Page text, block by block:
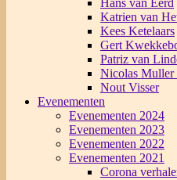
Hans van Eerd
Katrien van
Kees Ketelaars
Gert
Patriz van
Nicolas Muller
Nout Visser
Evenementen
Evenementen 2024
Evenementen 2023
Evenementen 2022
Evenementen 2021
Corona